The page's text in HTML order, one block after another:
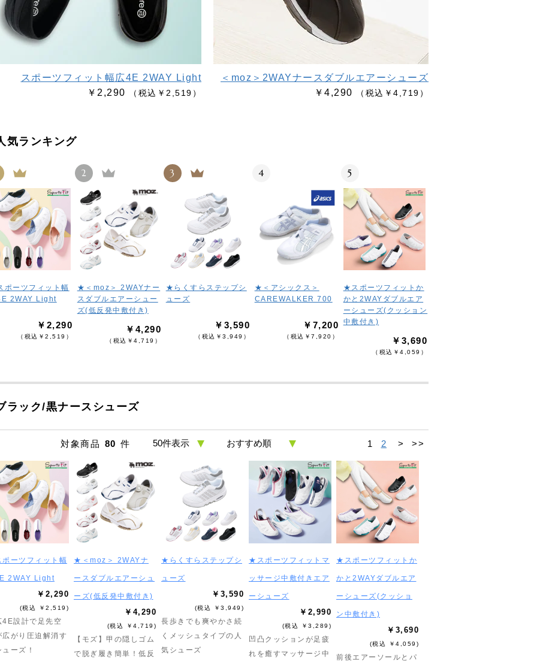
スポーツフィット幅広4E 2WAY Light
￥2,290
（税込￥2,519）
＜moz＞2WAYナースダブルエアーシューズ
￥4,290
（税込￥4,719）
気ランキング
ポーツフィット幅
2WAY Light
￥2,290
（税込￥2,519）
2
★＜moz＞ 2WAYナー
スダブルエアーシュー
ズ(低反発中敷付き)
￥4,290
（税込￥4,719）
3
★らくすらステップシ
ューズ
￥3,590
（税込￥3,949）
4
★＜アシックス＞
CAREWALKER 700
￥7,200
（税込￥7,920）
5
★スポーツフィットか
かと2WAYダブルエア
ーシューズ(クッション
中敷付き)
￥3,690
（税込￥4,059）
ラック/黒ナースシューズ
対象商品 80 件 1 2 > >>
ーツフィット幅
2WAY Light
￥2,290
(税込 ￥2,519)
4E設計で足先空
広がり圧迫解消す
ューズ！
★＜moz＞ 2WAYナ
ースダブルエアーシュ
ーズ(低反発中敷付き)
￥4,290
(税込 ￥4,719)
【モズ】甲の隠しゴム
で脱ぎ履き簡単！低反
★らくすらステップシ
ューズ
￥3,590
(税込 ￥3,949)
長歩きでも爽やかさ続
くメッシュタイプの人
気シューズ
★スポーツフィットマ
ッサージ中敷付きエア
ーシューズ
￥2,990
(税込 ￥3,289)
凹凸クッションが足疲
れを癒すマッサージ中
★スポーツフィットか
かと2WAYダブルエア
ーシューズ(クッショ
ン中敷付き)
￥3,690
(税込 ￥4,059)
前後エアーソールとパ